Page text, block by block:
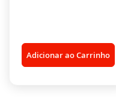
Adicionar ao Carrinho